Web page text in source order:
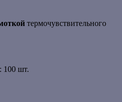
термочувствительного
100 шт.